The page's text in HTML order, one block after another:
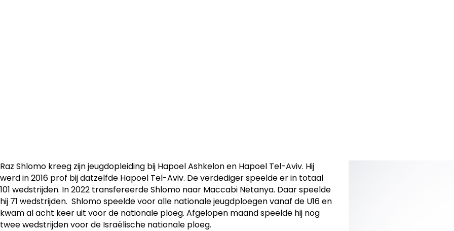
Raz Shlomo kreeg zijn jeugdopleiding bij Hapoel Ashkelon en Hapoel Tel-Aviv. Hij
werd in 2016 prof bij datzelfde Hapoel Tel-Aviv. De verdediger speelde er in totaal
101 wedstrijden. In 2022 transfereerde Shlomo naar Maccabi Netanya. Daar speelde
hij 71 wedstrijden. Shlomo speelde voor alle nationale jeugdploegen vanaf de U16 en
kwam al acht keer uit voor de nationale ploeg. Afgelopen maand speelde hij nog
twee wedstrijden voor de Israëlische nationale ploeg.